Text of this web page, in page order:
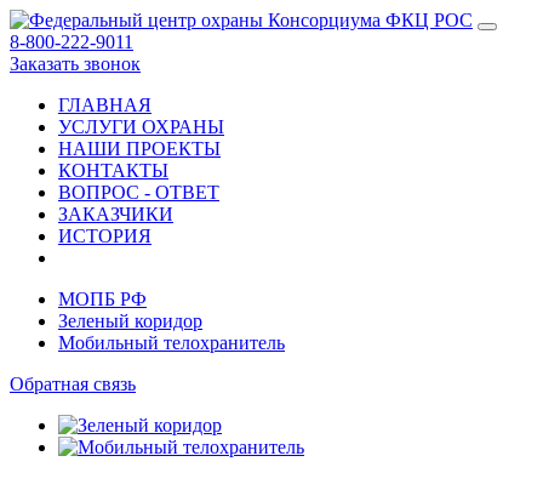
8-800-222-9011
Заказать звонок
ГЛАВНАЯ
УСЛУГИ ОХРАНЫ
НАШИ ПРОЕКТЫ
КОНТАКТЫ
ВОПРОС - ОТВЕТ
ЗАКАЗЧИКИ
ИСТОРИЯ
МОПБ РФ
Зеленый коридор
Мобильный телохранитель
Обратная связь